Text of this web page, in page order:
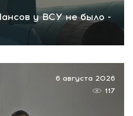
у ВСУ не было -
6 августа 2026
117